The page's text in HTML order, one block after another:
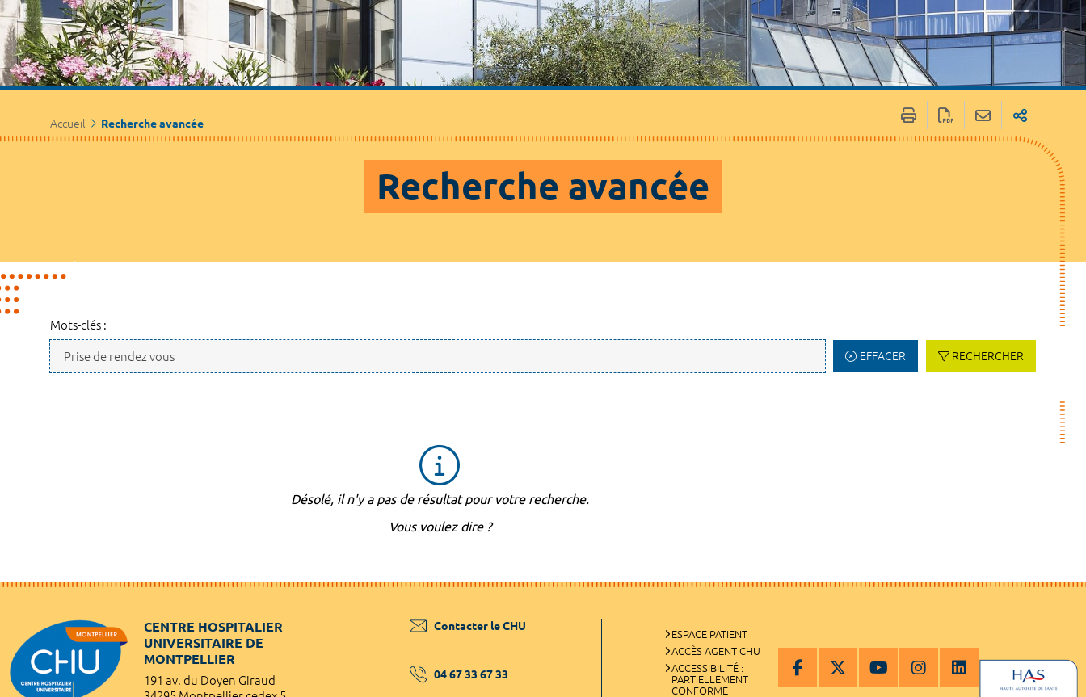
Accueil Recherche avancée
Recherche avancée
Mots-clés :
EFFACER RECHERCHER
Désolé, il n'y a pas de résultat pour votre recherche.
Vous voulez dire ?
CENTRE HOSPITALIER
UNIVERSITAIRE DE
MONTPELLIER
191 av. du Doyen Giraud
Contacter le CHU
04 67 33 67 33
ESPACE PATIENT
ACCÈS AGENT CHU
ACCESSIBILITÉ :
PARTIELLEMENT
CONFORME